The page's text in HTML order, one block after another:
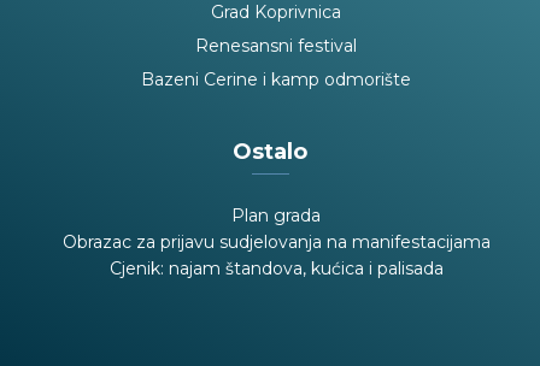
Grad Koprivnica
Renesansni festival
Bazeni Cerine i kamp odmorište
Ostalo
Plan grada
Obrazac za prijavu sudjelovanja na manifestacijama
Cjenik: najam štandova, kućica i palisada